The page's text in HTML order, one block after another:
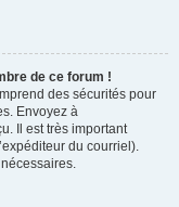
de ce forum !
des sécurités pour
Envoyez à
Il est très important
du courriel).